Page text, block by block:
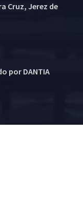
Cruz, Jerez de
por DANTIA